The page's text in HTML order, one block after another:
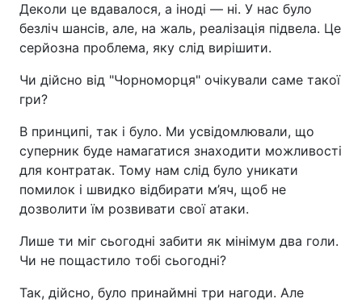
Деколи це вдавалося, а іноді — ні. У нас було
безліч шансів, але, на жаль, реалізація підвела. Це
серйозна проблема, яку слід вирішити.
Чи дійсно від "Чорноморця" очікували саме такої
гри?
В принципі, так і було. Ми усвідомлювали, що
суперник буде намагатися знаходити можливості
для контратак. Тому нам слід було уникати
помилок і швидко відбирати м’яч, щоб не
дозволити їм розвивати свої атаки.
Лише ти міг сьогодні забити як мінімум два голи.
Чи не пощастило тобі сьогодні?
Так, дійсно, було принаймні три нагоди. Але